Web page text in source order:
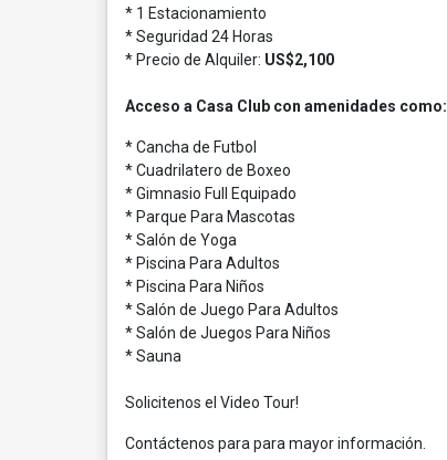
* 1 Estacionamiento
* Seguridad 24 Horas
* Precio de Alquiler: US$2,100
Acceso a Casa Club con amenidades como:
* Cancha de Futbol
* Cuadrilatero de Boxeo
* Gimnasio Full Equipado
* Parque Para Mascotas
* Salón de Yoga
* Piscina Para Adultos
* Piscina Para Niños
* Salón de Juego Para Adultos
* Salón de Juegos Para Niños
* Sauna
Solicitenos el Video Tour!
Contáctenos para para mayor información.